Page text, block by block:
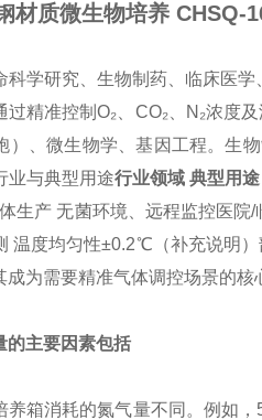
材质微生物培养 CHSQ-
科学研究、生物制药、临床医
过精准控制O₂、CO₂、N₂浓度
）、微生物学、基因工程。生
业与典型用途行业领域 典型用
生产 无菌环境、远程监控医院/
温度均匀性±0.2℃ （补充说明
成为需要精准气体调控场景的
的主要因素包括
养箱消耗的氮气量不同。例如